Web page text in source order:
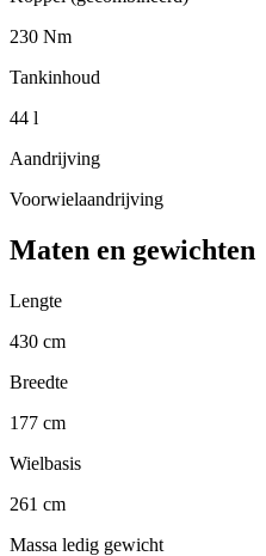
230 Nm
Tankinhoud
44 l
Aandrijving
Voorwielaandrijving
Maten en gewichten
Lengte
430 cm
Breedte
177 cm
Wielbasis
261 cm
Massa ledig gewicht